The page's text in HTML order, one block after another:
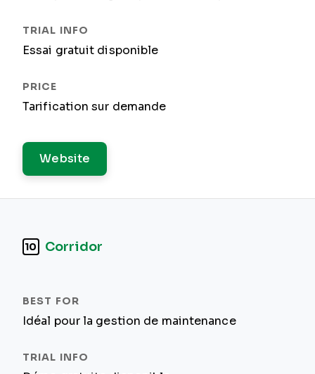
Essai gratuit disponible
Tarification sur demande
Website
10 Corridor
Idéal pour la gestion de maintenance